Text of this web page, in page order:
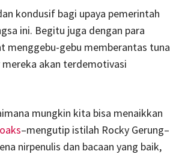
kondusif bagi upaya pemerintah
ini. Begitu juga dengan para
menggebu-gebu memberantas tuna
akan terdemotivasi
mungkin kita bisa menaikkan
–mengutip istilah Rocky Gerung–
nirpenulis dan bacaan yang baik,